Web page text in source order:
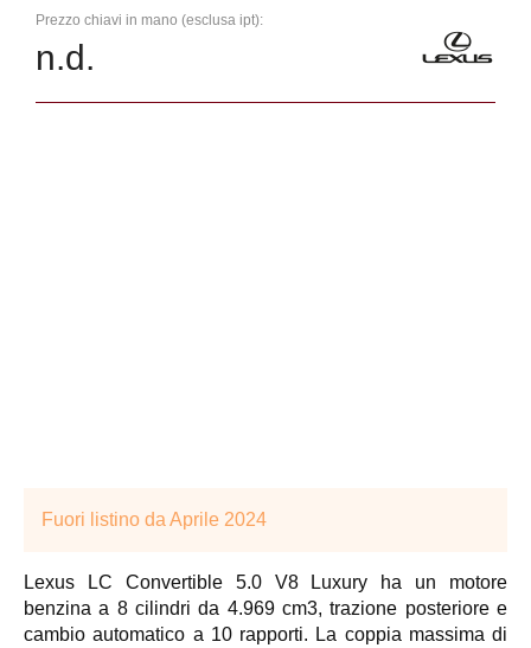
Prezzo chiavi in mano (esclusa ipt):
n.d.
Fuori listino da Aprile 2024
Lexus LC Convertible 5.0 V8 Luxury ha un motore
benzina a 8 cilindri da 4.969 cm3, trazione posteriore e
cambio automatico a 10 rapporti. La coppia massima di